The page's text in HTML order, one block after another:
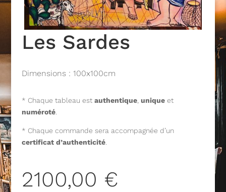
Les Sardes
Dimensions : 100x100cm
* Chaque tableau est authentique, uniqueet
numéroté.
* Chaque commande sera accompagnée d’un
certificat d’authenticité.
2100,00 €